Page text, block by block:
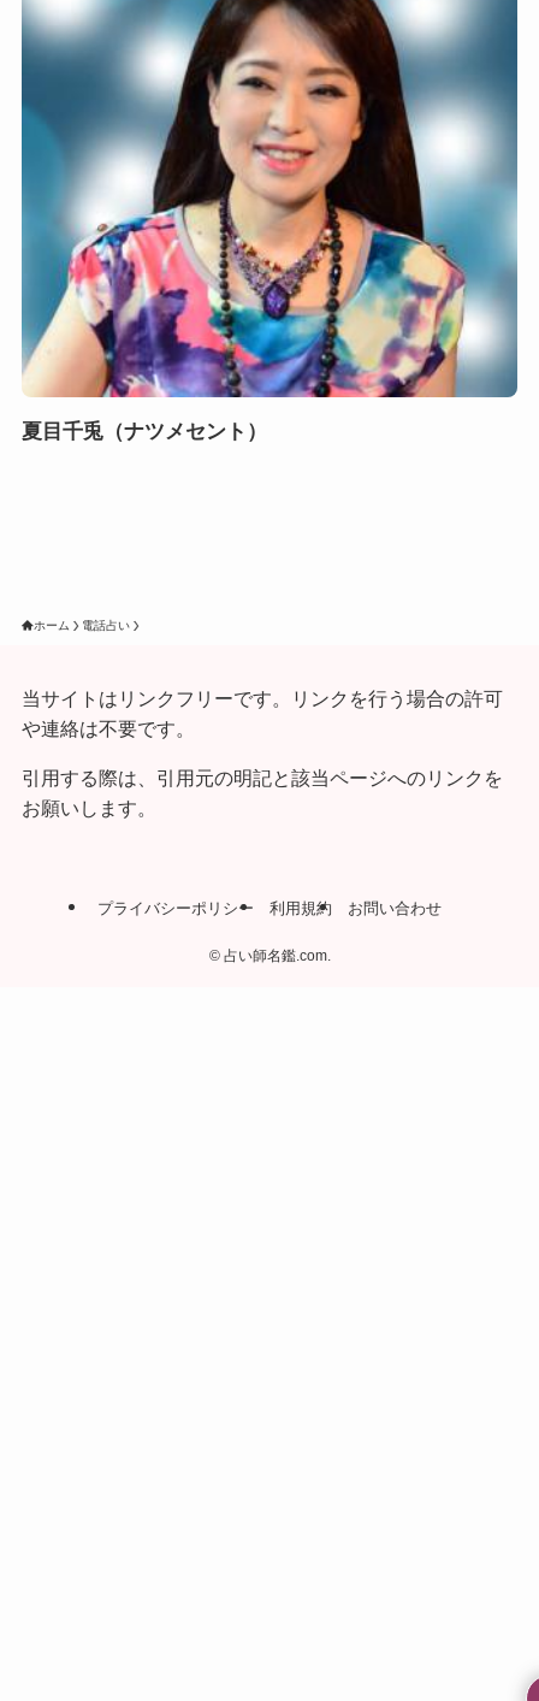
夏目千兎（ナツメセント）
ホーム 電話占い
当サイトはリンクフリーです。リンクを行う場合の許可
や連絡は不要です。
引用する際は、引用元の明記と該当ページへのリンクを
お願いします。
プライバシーポリシー 利用規約 お問い合わせ
©占い師名鑑.com.